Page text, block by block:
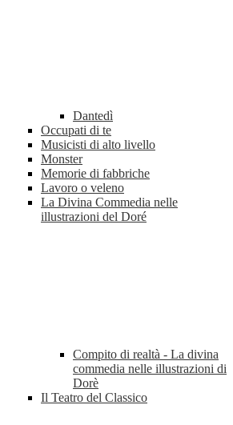
Dantedì
Occupati di te
Musicisti di alto livello
Monster
Memorie di fabbriche
Lavoro o veleno
La Divina Commedia nelle
illustrazioni del Doré
Compito di realtà - La divina
commedia nelle illustrazioni di
Dorè
Il Teatro del Classico